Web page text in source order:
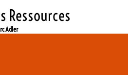
Ressources
Adler